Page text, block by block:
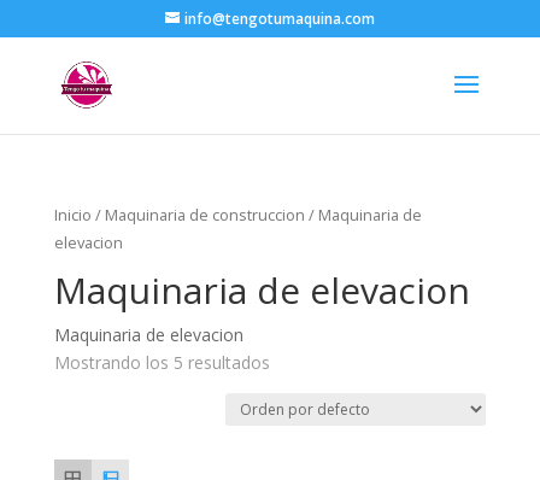
info@tengotumaquina.com
Inicio / Maquinaria de construccion / Maquinaria de
elevacion
Maquinaria de elevacion
Maquinaria de elevacion
Mostrando los 5 resultados